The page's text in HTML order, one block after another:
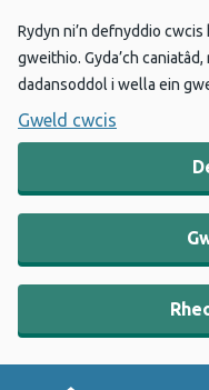
Rydyn ni’n defnyddio
gweithio. Gyda’ch
dadansoddol i wella ein
Gweld cwcis